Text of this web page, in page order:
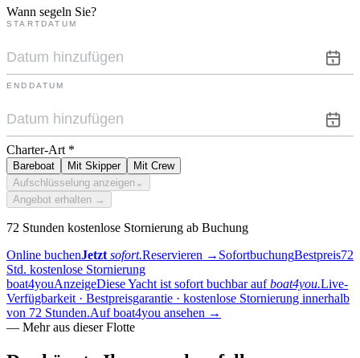
Wann segeln Sie?
STARTDATUM
ENDDATUM
Charter-Art *
Bareboat Mit Skipper
Mit Crew
Aufschlüsselung anzeigen ⌄
Angebot erhalten →
72 Stunden kostenlose Stornierung ab Buchung
Online buchenJetzt sofort.Reservieren → SofortbuchungBestpreis72
Std. kostenlose Stornierung
boat4youAnzeigeDiese Yacht ist sofort buchbar auf boat4you.Live-
Verfügbarkeit · Bestpreisgarantie · kostenlose Stornierung innerhalb
von 72 Stunden.Auf boat4you ansehen →
— Mehr aus dieser Flotte